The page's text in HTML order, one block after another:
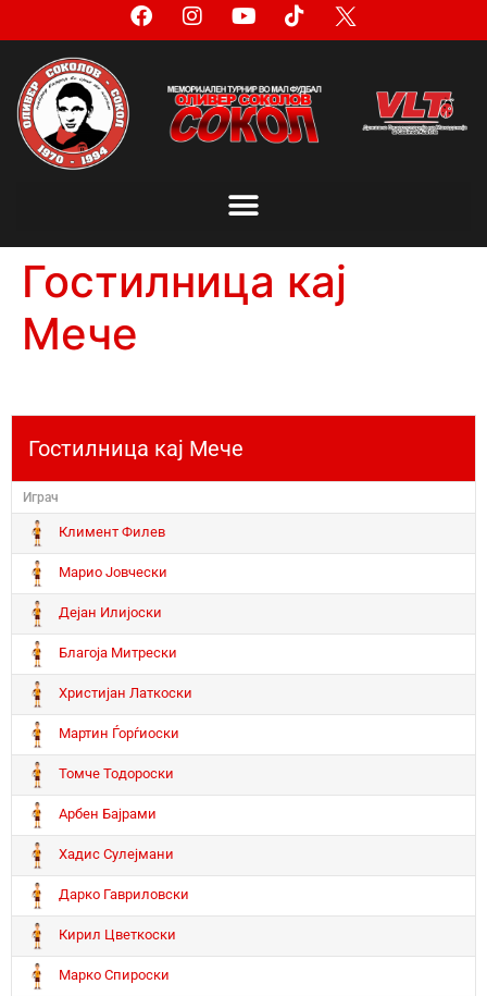
Гостилница кај
Мече
Гостилница кај Мече
Играч
Климент Филев
Марио Јовчески
Дејан Илијоски
Благоја Митрески
Христијан Латкоски
Мартин Ѓорѓиоски
Томче Тодороски
Арбен Бајрами
Хадис Сулејмани
Дарко Гавриловски
Кирил Цветкоски
Марко Спироски